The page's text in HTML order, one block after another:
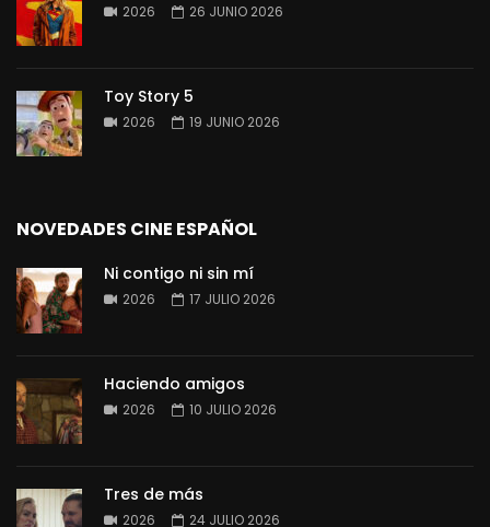
2026 26 JUNIO 2026
Toy Story 5
2026 19 JUNIO 2026
NOVEDADES CINE ESPAÑOL
Ni contigo ni sin mí
2026 17 JULIO 2026
Haciendo amigos
2026 10 JULIO 2026
Tres de más
2026 24 JULIO 2026